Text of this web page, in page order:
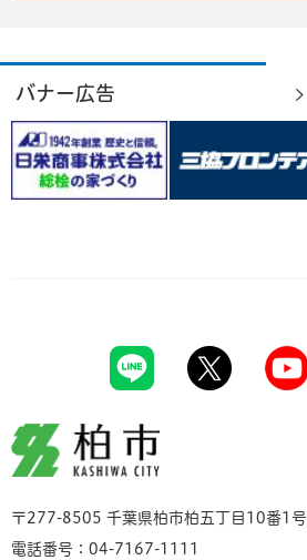
バナー広告
柏市
〒277-8505 千葉県柏市柏五丁目10番1号
電話番号：04-7167-1111